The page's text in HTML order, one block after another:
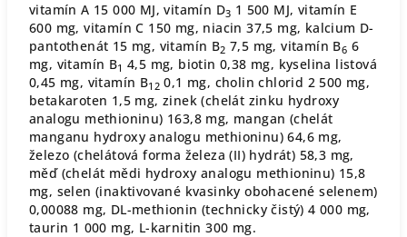
vitamín A 15 000 MJ, vitamín D3 1 500 MJ, vitamín E
600 mg, vitamín C 150 mg, niacin 37,5 mg, kalcium D-
pantothenát 15 mg, vitamín B2 7,5 mg, vitamín B6 6
mg, vitamín B1 4,5 mg, biotin 0,38 mg, kyselina listová
0,45 mg, vitamín B12 0,1 mg, cholin chlorid 2 500 mg,
betakaroten 1,5 mg, zinek (chelát zinku hydroxy
analogu methioninu) 163,8 mg, mangan (chelát
manganu hydroxy analogu methioninu) 64,6 mg,
železo (chelátová forma železa (II) hydrát) 58,3 mg,
měď (chelát mědi hydroxy analogu methioninu) 15,8
mg, selen (inaktivované kvasinky obohacené selenem)
0,00088 mg, DL-methionin (technicky čistý) 4 000 mg,
taurin 1 000 mg, L-karnitin 300 mg.